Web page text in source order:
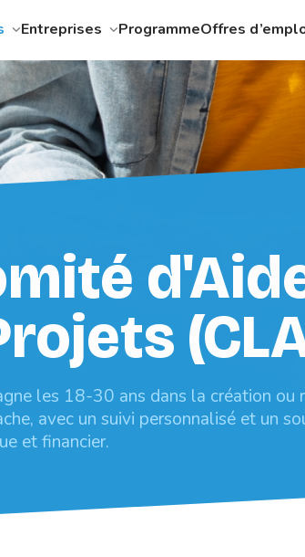
Entreprises ProgrammeOffres
les 18-30 ans dans la création ou
avec un suivi personnalisé et un
et financier.